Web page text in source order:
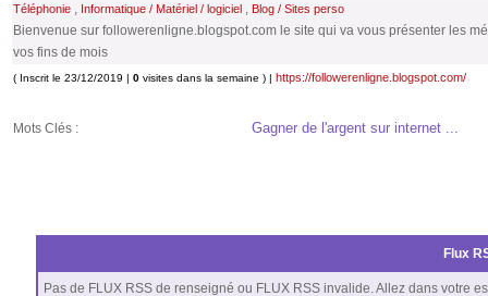
Téléphonie , Informatique / Matériel / logiciel , Blog / Sites perso
Bienvenue sur followerenligne.blogspot.com le site qui va vous présenter les
vos fins de mois
( Inscrit le 23/12/2019 | 0 visites dans la semaine ) | https://followerenligne.blogspot.com/
Mots Clés : Gagner de l'argent sur internet ...
Flux
Pas de FLUX RSS de renseigné ou FLUX RSS invalide. Allez dans votre